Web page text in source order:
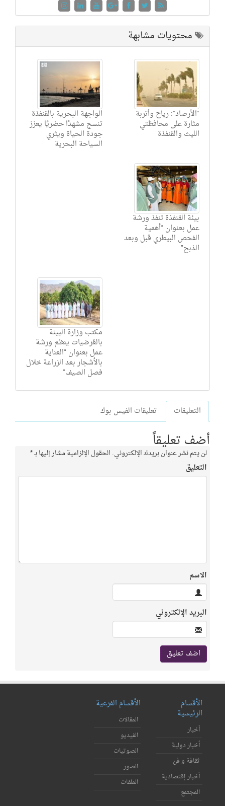
محتويات مشابهة
الواجهة البحرية بالقنفذة
تنسج مشهدًا حضريًا يعزز
جودة الحياة ويثري
السياحة البحرية
“الأرصاد”: رياح وأتربة
مثارة على محافظتي
الليث والقنفذة
بيئة القنفذة تنفذ ورشة
عمل بعنوان “أهمية
الفحص البيطري قبل وبعد
الذبح”
مكتب وزارة البيئة
بالعُرضيات ينظم ورشة
عمل بعنوان “العناية
بالأشجار بعد الزراعة خلال
فصل الصيف”
التعليقات تعليقات الفيس بوك
أضف تعليقاً
لن يتم نشر عنوان بريدك الإلكتروني. الحقول الإلزامية مشار إليها بـ*
التعليق
الاسم
البريد الإلكتروني
الأقسام
الرئيسية
أخبار
أخبار دولية
ثقافة و فن
أخبار إقتصادية
المجتمع
الأقسام الفرعية
المقالات
الفيديو
الصوتيات
الصور
الملفات